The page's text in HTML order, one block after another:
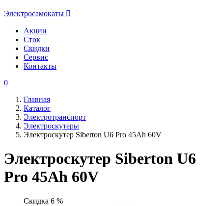
Электросамокаты
Акции
Сток
Скидки
Сервис
Контакты
0
Главная
Каталог
Электротранспорт
Электроскутеры
Электроскутер Siberton U6 Pro 45Ah 60V
Электроскутер Siberton U6
Pro 45Ah 60V
Скидка 6 %